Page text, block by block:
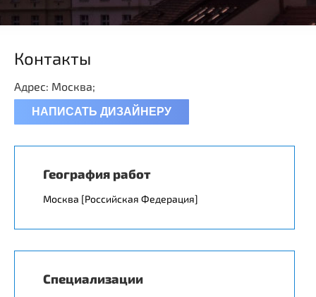
Контакты
Адрес: Москва;
НАПИСАТЬ ДИЗАЙНЕРУ
География работ
Москва [Российская Федерация]
Специализации